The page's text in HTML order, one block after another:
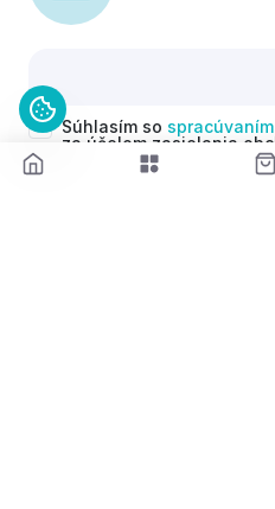
Súhlasím so
za účelom zasielania
(newsletterov) v súlade s
Nariadenia GDPR. Svoj